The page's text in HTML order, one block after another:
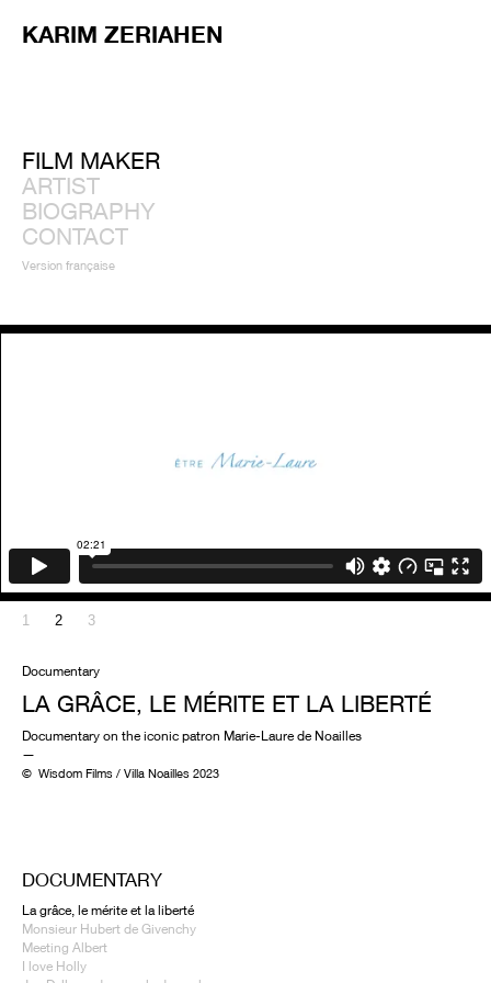
KARIM ZERIAHEN
FILM MAKER
ARTIST
BIOGRAPHY
CONTACT
Version française
1 2 3
Documentary
LA GRÂCE, LE MÉRITE ET LA LIBERTÉ
Documentary on the iconic patron Marie-Laure de Noailles
—
© Wisdom Films / Villa Noailles 2023
DOCUMENTARY
La grâce, le mérite et la liberté
Monsieur Hubert de Givenchy
Meeting Albert
I love Holly